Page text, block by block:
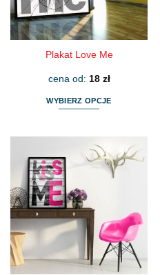
stronie
produktu
Plakat Love Me
cena od: 18 zł
WYBIERZ OPCJE
wiele
wariantów.
Opcje
można
wybrać
na
stronie
produktu